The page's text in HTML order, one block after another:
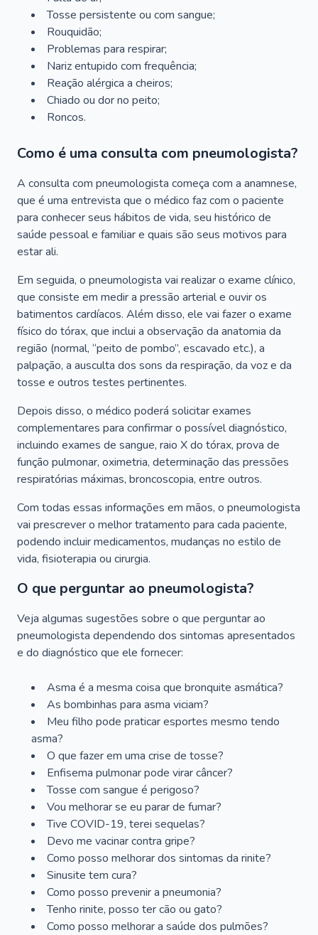
Tosse persistente ou com sangue;
Rouquidão;
Problemas para respirar;
Nariz entupido com frequência;
Reação alérgica a cheiros;
Chiado ou dor no peito;
Roncos.
Como é uma consulta com pneumologista?
A consulta com pneumologista começa com a anamnese,
que é uma entrevista que o médico faz com o paciente
para conhecer seus hábitos de vida, seu histórico de
saúde pessoal e familiar e quais são seus motivos para
estar ali.
Em seguida, o pneumologista vai realizar o exame clínico,
que consiste em medir a pressão arterial e ouvir os
batimentos cardíacos. Além disso, ele vai fazer o exame
físico do tórax, que inclui a observação da anatomia da
região (normal, “peito de pombo”, escavado etc.), a
palpação, a ausculta dos sons da respiração, da voz e da
tosse e outros testes pertinentes.
Depois disso, o médico poderá solicitar exames
complementares para confirmar o possível diagnóstico,
incluindo exames de sangue, raio X do tórax, prova de
função pulmonar, oximetria, determinação das pressões
respiratórias máximas, broncoscopia, entre outros.
Com todas essas informações em mãos, o pneumologista
vai prescrever o melhor tratamento para cada paciente,
podendo incluir medicamentos, mudanças no estilo de
vida, fisioterapia ou cirurgia.
O que perguntar ao pneumologista?
Veja algumas sugestões sobre o que perguntar ao
pneumologista dependendo dos sintomas apresentados
e do diagnóstico que ele fornecer:
Asma é a mesma coisa que bronquite asmática?
As bombinhas para asma viciam?
Meu filho pode praticar esportes mesmo tendo
asma?
O que fazer em uma crise de tosse?
Enfisema pulmonar pode virar câncer?
Tosse com sangue é perigoso?
Vou melhorar se eu parar de fumar?
Tive COVID-19, terei sequelas?
Devo me vacinar contra gripe?
Como posso melhorar dos sintomas da rinite?
Sinusite tem cura?
Como posso prevenir a pneumonia?
Tenho rinite, posso ter cão ou gato?
Como posso melhorar a saúde dos pulmões?